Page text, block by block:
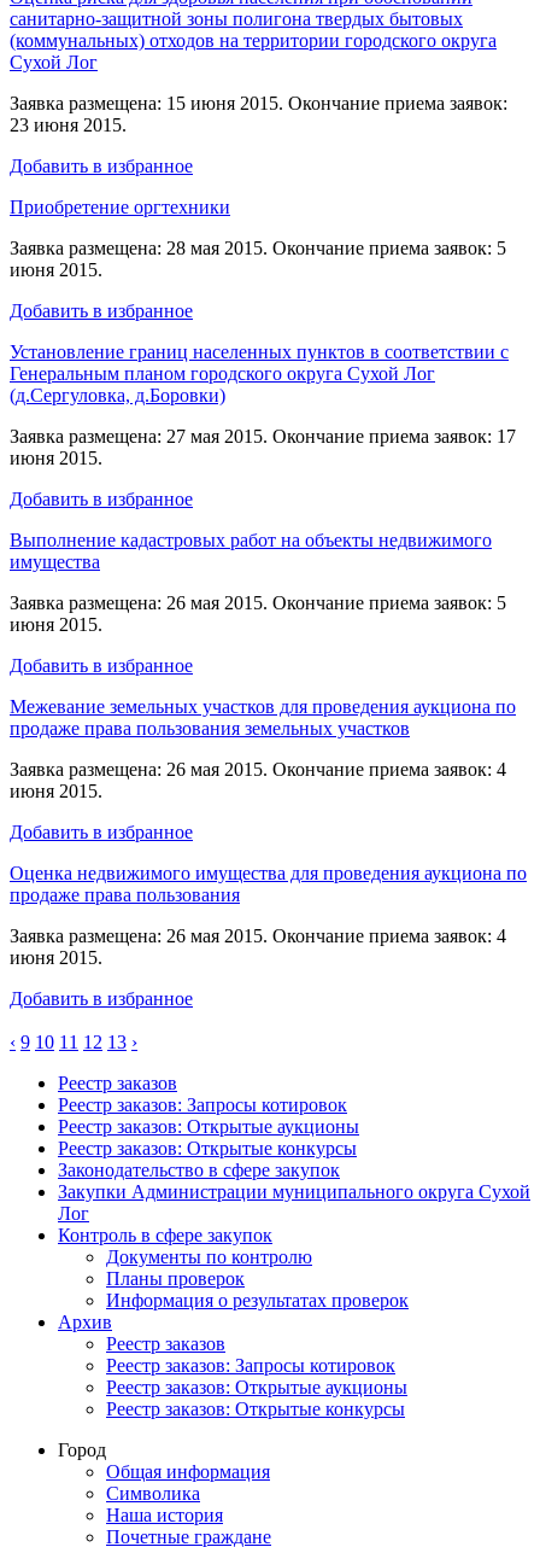
санитарно-защитной зоны полигона твердых бытовых
(коммунальных) отходов на территории городского округа
Сухой Лог
Заявка размещена: 15 июня 2015. Окончание приема заявок:
23 июня 2015.
Добавить в избранное
Приобретение оргтехники
Заявка размещена: 28 мая 2015. Окончание приема заявок: 5
июня 2015.
Добавить в избранное
Установление границ населенных пунктов в соответствии с
Генеральным планом городского округа Сухой Лог
(д.Сергуловка, д.Боровки)
Заявка размещена: 27 мая 2015. Окончание приема заявок: 17
июня 2015.
Добавить в избранное
Выполнение кадастровых работ на объекты недвижимого
имущества
Заявка размещена: 26 мая 2015. Окончание приема заявок: 5
июня 2015.
Добавить в избранное
Межевание земельных участков для проведения аукциона по
продаже права пользования земельных участков
Заявка размещена: 26 мая 2015. Окончание приема заявок: 4
июня 2015.
Добавить в избранное
Оценка недвижимого имущества для проведения аукциона по
продаже права пользования
Заявка размещена: 26 мая 2015. Окончание приема заявок: 4
июня 2015.
Добавить в избранное
‹ 9 10 11 12 13 ›
Реестр заказов
Реестр заказов: Запросы котировок
Реестр заказов: Открытые аукционы
Реестр заказов: Открытые конкурсы
Законодательство в сфере закупок
Закупки Администрации муниципального округа Сухой
Лог
Контроль в сфере закупок
Документы по контролю
Планы проверок
Информация о результатах проверок
Архив
Реестр заказов
Реестр заказов: Запросы котировок
Реестр заказов: Открытые аукционы
Реестр заказов: Открытые конкурсы
Город
Общая информация
Символика
Наша история
Почетные граждане